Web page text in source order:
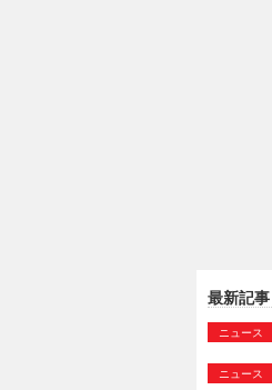
最新記事
ニュース
ニュース